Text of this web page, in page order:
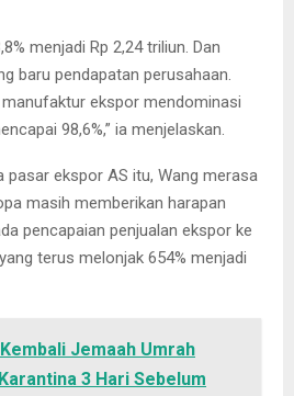
menjadi Rp 2,24 triliun. Dan
baru pendapatan perusahaan.
ekspor mendominasi
98,6%,” ia menjelaskan.
pasar ekspor AS itu, Wang merasa
masih memberikan harapan
pencapaian penjualan ekspor ke
terus melonjak 654% menjadi
Jemaah Umrah
3 Hari Sebelum